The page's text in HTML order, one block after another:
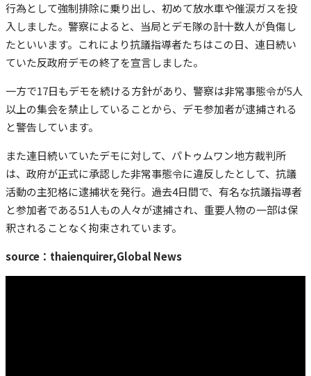
行為として強制排除に乗り出し、初めて放水車や催涙ガスを投
入しました。警察によると、当局とデモ隊の計十数人が負傷し
たといいます。これにより抗議指導者たちはこの日、連日続い
ていた反政府デモの終了を宣言しました。
一方で17日もデモを続ける方針があり、警察は非常事態令が5人
以上の集会を禁止していることから、デモ参加者が逮捕される
と警告しています。
また連日続いていたデモに対して、パトゥムワン地方裁判所
は、政府が正式に承認した非常事態令に違反したとして、抗議
活動の主犯格に逮捕状を発行。過去4日間で、有名な抗議指導者
と参加者である51人もの人々が逮捕され、重要人物の一部は保
釈されることなく拘束されています。
source：thaienquirer,Global News